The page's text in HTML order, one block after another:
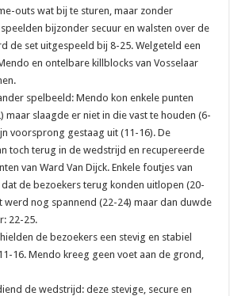
outs wat bij te sturen, maar zonder
bijzonder secuur en walsten over de
de set uitgespeeld bij 8-25. Welgeteld een
en ontelbare killblocks van Vosselaar
spelbeeld: Mendo kon enkele punten
maar slaagde er niet in die vast te houden (6-
voorsprong gestaag uit (11-16). De
toch terug in de wedstrijd en recupereerde
van Ward Van Dijck. Enkele foutjes van
de bezoekers terug konden uitlopen (20-
werd nog spannend (22-24) maar dan duwde
22-25.
de bezoekers een stevig en stabiel
16. Mendo kreeg geen voet aan de grond,
de wedstrijd: deze stevige, secure en